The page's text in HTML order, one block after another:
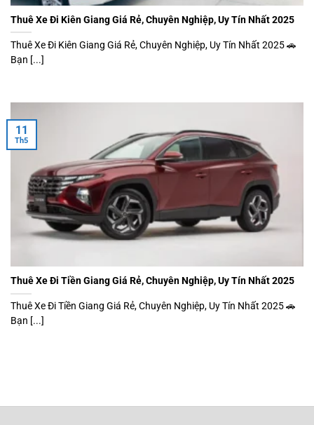
Thuê Xe Đi Kiên Giang Giá Rẻ, Chuyên Nghiệp, Uy Tín Nhất 2025
Thuê Xe Đi Kiên Giang Giá Rẻ, Chuyên Nghiệp, Uy Tín Nhất 2025 🚗
Bạn [...]
Thuê Xe Đi Tiền Giang Giá Rẻ, Chuyên Nghiệp, Uy Tín Nhất 2025
Thuê Xe Đi Tiền Giang Giá Rẻ, Chuyên Nghiệp, Uy Tín Nhất 2025 🚗
Bạn [...]
11
Th5